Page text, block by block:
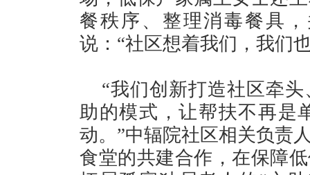
餐秩序、整理消毒餐具
说：“社区想着我们，我们
“我们创新打造社区牵
助的模式，让帮扶不再是
动。”中辐院社区相关负责
食堂的共建合作，在保障